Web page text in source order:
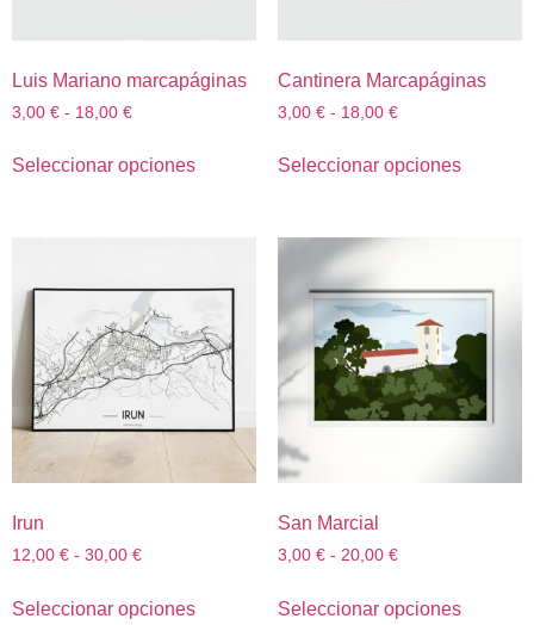
Luis Mariano marcapáginas
3,00 € - 18,00 €
Seleccionar opciones
Cantinera Marcapáginas
3,00 € - 18,00 €
Seleccionar opciones
Irun
12,00 € - 30,00 €
Seleccionar opciones
San Marcial
3,00 € - 20,00 €
Seleccionar opciones